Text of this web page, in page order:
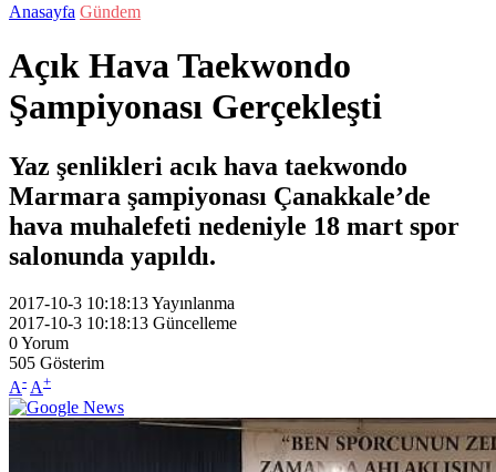
Anasayfa Gündem
Açık Hava Taekwondo
Şampiyonası Gerçekleşti
Yaz şenlikleri acık hava taekwondo
Marmara şampiyonası Çanakkale’de
hava muhalefeti nedeniyle 18 mart spor
salonunda yapıldı.
2017-10-3 10:18:13Yayınlanma
2017-10-3 10:18:13 Güncelleme
0Yorum
505 Gösterim
A- A+